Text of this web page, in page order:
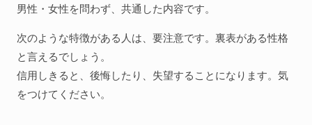
男性・女性を問わず、共通した内容です。
次のような特徴がある人は、要注意です。裏表がある性格
と言えるでしょう。
信用しきると、後悔したり、失望することになります。気
をつけてください。